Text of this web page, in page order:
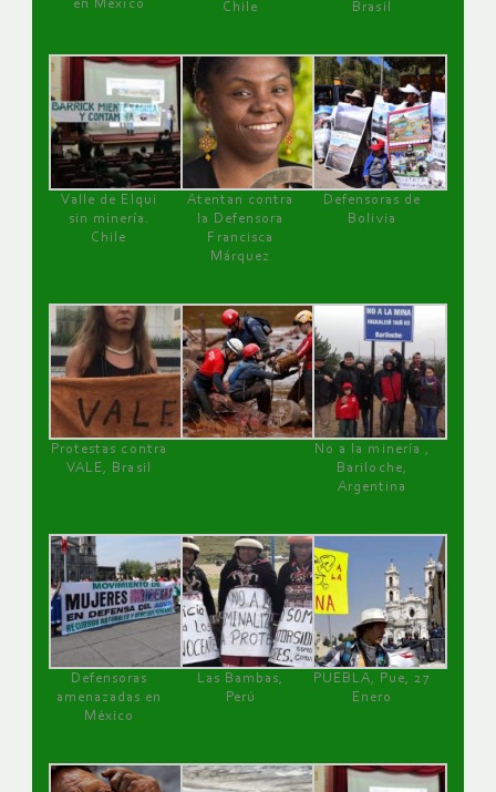
en México
Chile
Brasil
Valle de Elqui
sin minería.
Chile
Atentan contra
la Defensora
Francisca
Márquez
Defensoras de
Bolivia
Protestas contra
VALE, Brasil
No a la minería ,
Bariloche,
Argentina
Defensoras
amenazadas en
México
Las Bambas,
Perú
PUEBLA, Pue, 27
Enero